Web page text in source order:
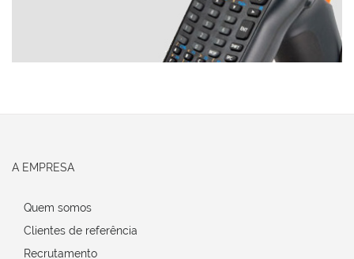
A EMPRESA
Quem somos
Clientes de referência
Recrutamento